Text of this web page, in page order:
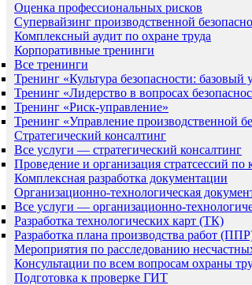
Оценка профессиональных рисков
Супервайзинг производственной
Комплексный аудит по охране труда
Корпоративные тренинги
Все тренинги
Тренинг «Культура безопасности: базовый
Тренинг «Лидерство в вопросах
Тренинг «Риск-управление»
Тренинг «Управление производственной
Стратегический консалтинг
Все услуги — стратегический консалтинг
Проведение и организация стратсессий по
Комплексная разработка документации
Организационно-технологическая
Все услуги — организационно-
Разработка технологических карт (ТК)
Разработка плана производства работ
Мероприятия по расследованию
Консультации по всем вопросам охраны
Подготовка к проверке ГИТ